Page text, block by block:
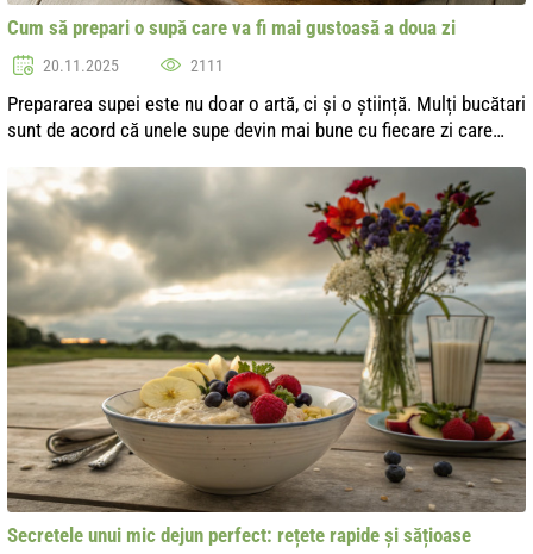
Cum să prepari o supă care va fi mai gustoasă a doua zi
20.11.2025 2111
Prepararea supei este nu doar o artă, ci și o știință. Mulți bucătari
sunt de acord că unele supe devin mai bune cu fiecare zi care
transfo...
Secretele unui mic dejun perfect: rețete rapide și sățioase